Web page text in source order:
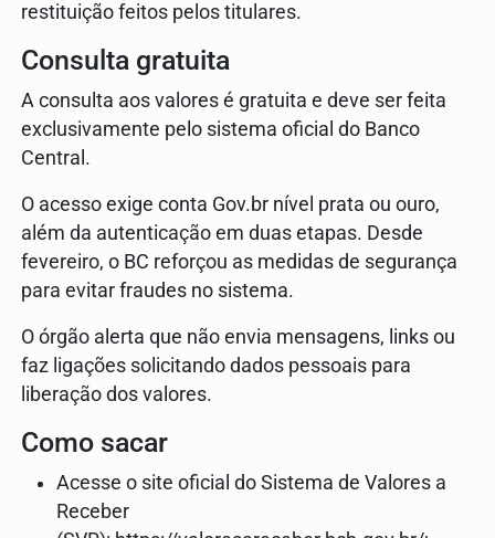
restituição feitos pelos titulares.
Consulta gratuita
A consulta aos valores é gratuita e deve ser feita
exclusivamente pelo sistema oficial do Banco
Central.
O acesso exige conta Gov.br nível prata ou ouro,
além da autenticação em duas etapas. Desde
fevereiro, o BC reforçou as medidas de segurança
para evitar fraudes no sistema.
O órgão alerta que não envia mensagens, links ou
faz ligações solicitando dados pessoais para
liberação dos valores.
Como sacar
Acesse o site oficial do Sistema de Valores a
Receber